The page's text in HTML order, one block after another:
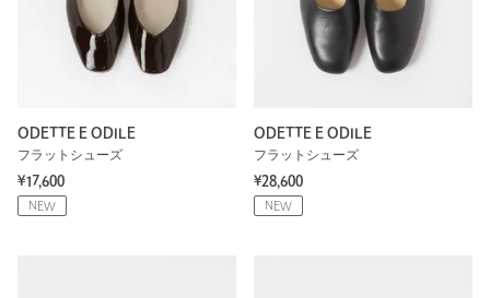
ODETTE E ODILE
フラットシューズ
¥17,600
NEW
ODETTE E ODILE
フラットシューズ
¥28,600
NEW